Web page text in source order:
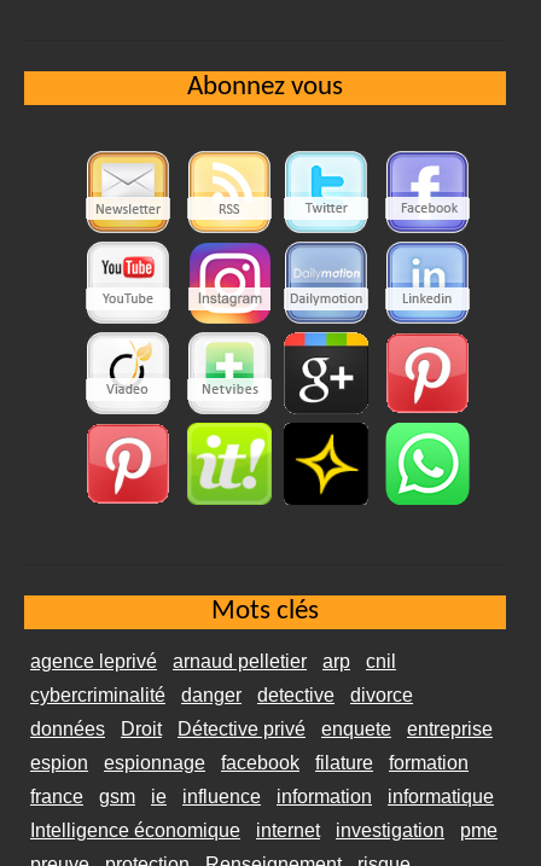
Abonnez vous
Mots clés
agence leprivé arnaud pelletier arp
cnil
cybercriminalité
danger detective
divorce
données
Droit Détective privé enquete
entreprise
espion
espionnage facebook filature
formation
france
gsm ie influence information
informatique
Intelligence économique
internet investigation
pme